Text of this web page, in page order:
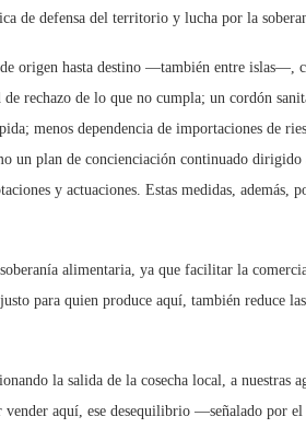
de defensa del territorio y lucha por la
origen hasta destino —también entre islas—,
rechazo de lo que no cumpla; un cordón
menos dependencia de importaciones de
un plan de concienciación continuado dirigido
y actuaciones. Estas medidas, además,
alimentaria, ya que facilitar la
para quien produce aquí, también reduce
la salida de la cosecha local, a nuestras
vender aquí, ese desequilibrio —señalado por